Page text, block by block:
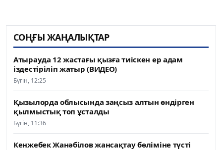
СОҢҒЫ ЖАҢАЛЫҚТАР
Атырауда 12 жастағы қызға тиіскен ер адам
іздестіріліп жатыр (ВИДЕО)
Бүгін, 12:25
Қызылорда облысында заңсыз алтын өндірген
қылмыстық топ ұсталды
Бүгін, 11:36
Кенжебек Жанәбілов жансақтау бөліміне түсті